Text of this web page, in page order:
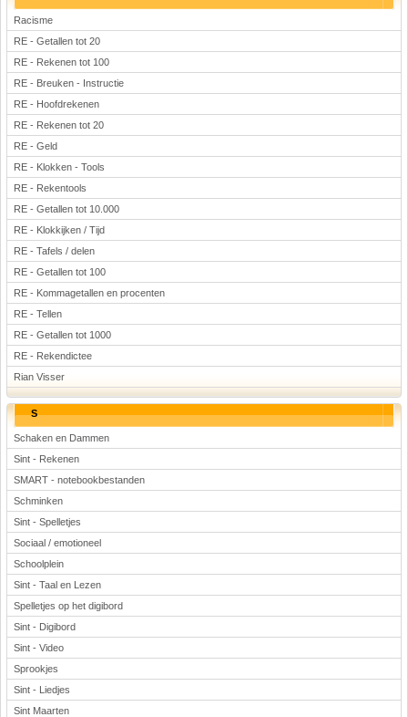
Racisme
RE - Getallen tot 20
RE - Rekenen tot 100
RE - Breuken - Instructie
RE - Hoofdrekenen
RE - Rekenen tot 20
RE - Geld
RE - Klokken - Tools
RE - Rekentools
RE - Getallen tot 10.000
RE - Klokkijken / Tijd
RE - Tafels / delen
RE - Getallen tot 100
RE - Kommagetallen en procenten
RE - Tellen
RE - Getallen tot 1000
RE - Rekendictee
Rian Visser
S
Schaken en Dammen
Sint - Rekenen
SMART - notebookbestanden
Schminken
Sint - Spelletjes
Sociaal / emotioneel
Schoolplein
Sint - Taal en Lezen
Spelletjes op het digibord
Sint - Digibord
Sint - Video
Sprookjes
Sint - Liedjes
Sint Maarten